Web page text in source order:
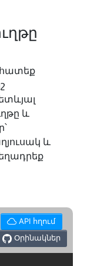
և
և
API հղում
Օրինակներ